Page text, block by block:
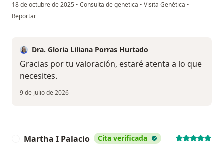
18 de octubre de 2025 • Consulta de genetica • Visita Genética •
en opinión del usuario Alejandra Hincapié
Reportar
Dra. Gloria Liliana Porras Hurtado
Gracias por tu valoración, estaré atenta a lo que
necesites.
9 de julio de 2026
Martha I Palacio Cita verificada